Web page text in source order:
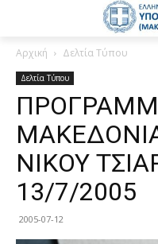
Αρχική Δελτία Τύπου
Δελτία Τύπου
ΝΙΚΟΥ
13/7/2005
2005-07-12